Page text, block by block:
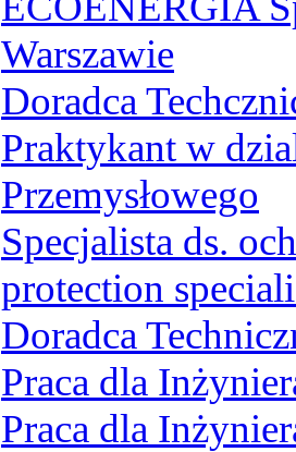
Warszawie
Doradca
Praktykant w
Przemysłowego
Specjalista ds.
protection
Doradca
Praca dla
Praca dla